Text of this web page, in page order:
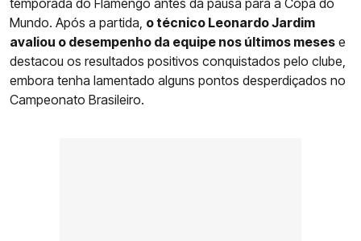
Mundo. Após a partida, o técnico Leonardo Jardim
avaliou o desempenho da equipe nos últimos meses e
destacou os resultados positivos conquistados pelo clube,
embora tenha lamentado alguns pontos desperdiçados no
Campeonato Brasileiro.